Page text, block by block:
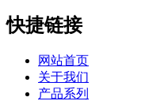
快捷链接
网站首页
关于我们
产品系列